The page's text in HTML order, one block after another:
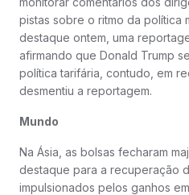
pistas sobre o ritmo da política
destaque ontem, uma
afirmando que Donald Trump
política tarifária, contudo, em
desmentiu a reportagem.
Mundo
Na Ásia, as bolsas fecharam
destaque para a recuperação
impulsionados pelos ganhos